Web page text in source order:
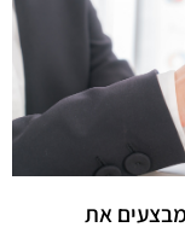
מבצעים את